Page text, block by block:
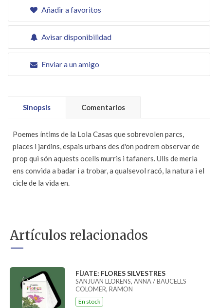
Añadir a favoritos
Avisar disponibilidad
Enviar a un amigo
Sinopsis Comentarios
Poemes íntims de la Lola Casas que sobrevolen parcs,
places i jardins, espais urbans des d'on podrem observar de
prop qui són aquests ocells murris i tafaners. Ulls de merla
ens convida a badar i a trobar, a qualsevol racó, la natura i el
cicle de la vida en.
Artículos relacionados
FÍJATE: FLORES SILVESTRES
SANJUAN LLORENS, ANNA / BAUCELLS
COLOMER, RAMON
En stock